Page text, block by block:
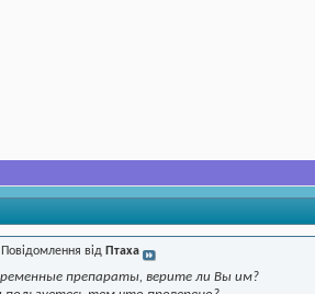
Повідомлення від Птаха
препараты, верите ли Вы им?